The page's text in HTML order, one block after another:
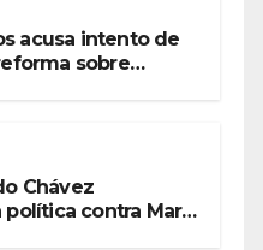
acusa intento de
sobre
Chávez
política contra Maru